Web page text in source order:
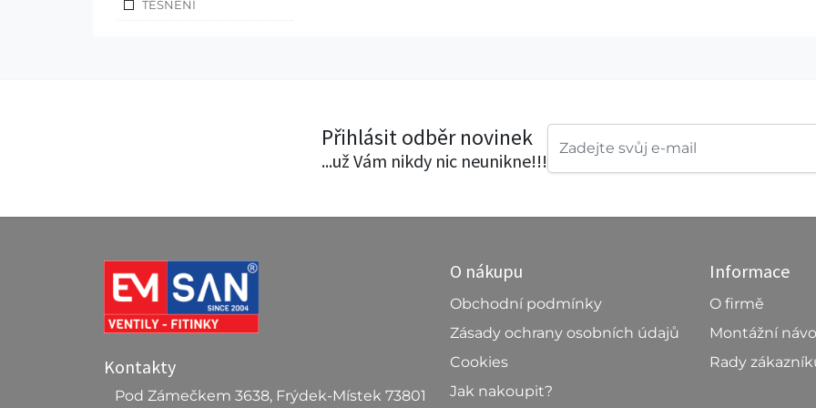
TĚSNĚNÍ
Přihlásit odběr novinek
...už Vám nikdy nic neunikne!!!
Kontakty
Pod Zámečkem 3638, Frýdek-Místek 73801
O nákupu
Obchodní podmínky
Zásady ochrany osobních údajů
Cookies
Jak nakoupit?
Informace
O firmě
Montážní
Rady